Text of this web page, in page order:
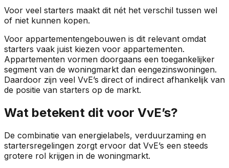
Voor veel starters maakt dit nét het verschil tussen wel
of niet kunnen kopen.
Voor appartementengebouwen is dit relevant omdat
starters vaak juist kiezen voor appartementen.
Appartementen vormen doorgaans een toegankelijker
segment van de woningmarkt dan eengezinswoningen.
Daardoor zijn veel VvE’s direct of indirect afhankelijk van
de positie van starters op de markt.
Wat betekent dit voor VvE’s?
De combinatie van energielabels, verduurzaming en
startersregelingen zorgt ervoor dat VvE’s een steeds
grotere rol krijgen in de woningmarkt.